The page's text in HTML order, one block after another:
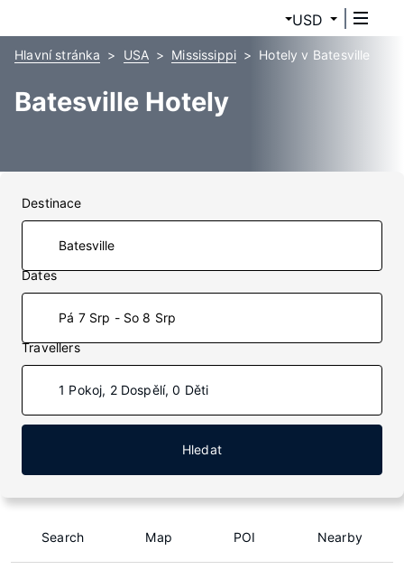
USD
Hlavní stránka USA Mississippi Hotely v Batesville
Batesville Hotely
Destinace
Dates
Pá 7 Srp - So 8 Srp
Travellers
1 Pokoj, 2 Dospělí, 0 Děti
Hledat
Search Map POI Nearby